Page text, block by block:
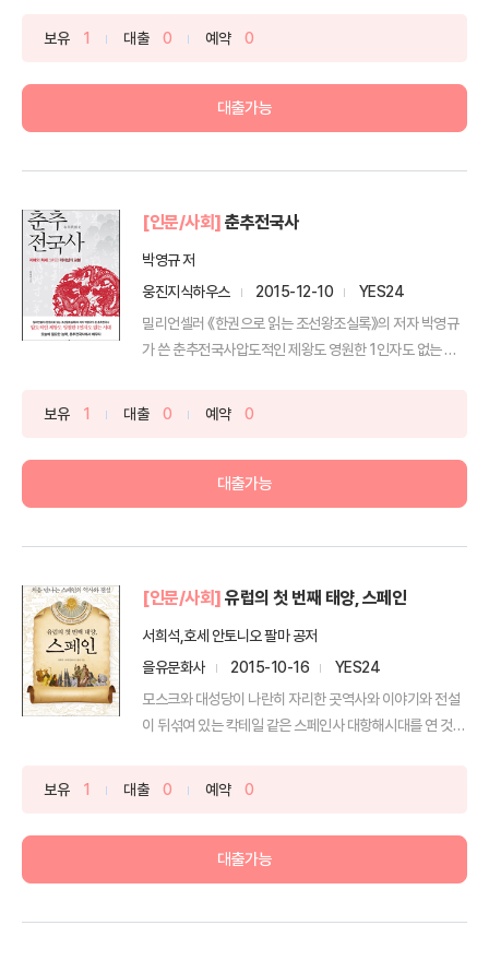
보유 1 대출 0 예약 0
대출가능
[인문/사회] 춘추전국사
박영규 저
웅진지식하우스
2015-12-10
YES24
밀리언셀러 《한권으로 읽는 조선왕조실록》의 저자 박영규
가 쓴 춘추전국사압도적인 제왕도 영원한 1인자도 없는 시
보유 1 대출 0 예약 0
대출가능
[인문/사회] 유럽의 첫 번째 태양, 스페인
서희석,호세 안토니오 팔마 공저
을유문화사
2015-10-16
YES24
모스크와 대성당이 나란히 자리한 곳역사와 이야기와 전설
이 뒤섞여 있는 칵테일 같은 스페인사 대항해시대를 연 것을
보유 1 대출 0 예약 0
대출가능